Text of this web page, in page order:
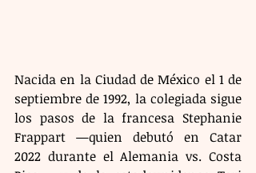
Nacida en la Ciudad de México el 1 de
septiembre de 1992, la colegiada sigue
los pasos de la francesa Stephanie
Frappart —quien debutó en Catar
2022 durante el Alemania vs. Costa